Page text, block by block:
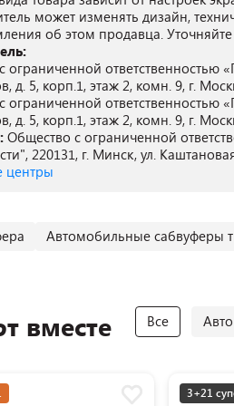
может изменять дизайн,
об этом продавца.
ограниченной ответственностью
д. 5, корп.1, этаж 2, комн. 9, г.
ограниченной ответственностью
д. 5, корп.1, этаж 2, комн. 9, г.
Общество с ограниченной
220131, г. Минск, ул.
центры
Автомобильные сабвуферы
вместе Все
3+21